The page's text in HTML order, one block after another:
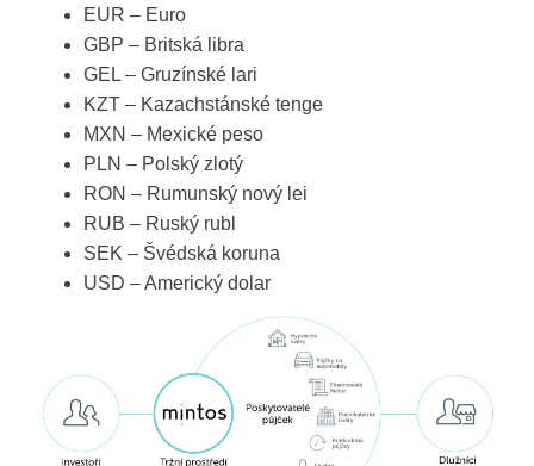
EUR – Euro
GBP – Britská libra
GEL – Gruzínské lari
KZT – Kazachstánské tenge
MXN – Mexické peso
PLN – Polský zlotý
RON – Rumunský nový lei
RUB – Ruský rubl
SEK – Švédská koruna
USD – Americký dolar